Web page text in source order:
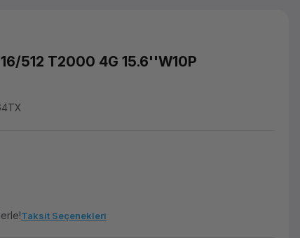
512 T2000 4G 15.6''W10P
Taksit Seçenekleri